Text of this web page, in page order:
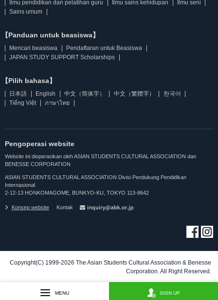
Ilmu pendidikan dan pelatihan guru
Ilmu sains kehidupan
Ilmu seni
Sains umum
【Panduan untuk beasiswa】
Mencari beasiswa
Pendaftaran untuk Beasiswa
JAPAN STUDY SUPPORT Scholarships
【Pilih bahasa】
日本語 English 中文（简体字） 中文（繁體字）
한국어
Tiếng Việt
ภาษาไทย
Pengoperasi website
Website ini dioperasikan oleh ASIAN STUDENTS CULTURAL ASSOCIATION dan
BENESSE CORPORATION
ASIAN STUDENTS CULTURAL ASSOCIATION Divisi Pendukung Pendidikan
Internasional
2-12-13 HONKOMAGOME, BUNKYO-KU, TOKYO 113-8642
Konsep website Kontak
Copyright(C) 1999-2026 The Asian Students Cultural Association & Benesse
Corporation. All Right Reserved.
MENU SIGN UP